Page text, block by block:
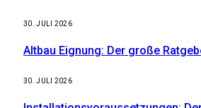
30. JULI 2026
Altbau Eignung: Der große
30. JULI 2026